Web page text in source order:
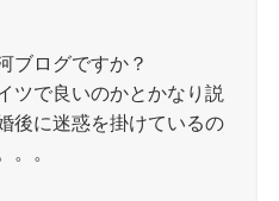
ブログですか？
ツで良いのかとかなり説
後に迷惑を掛けているの
。。